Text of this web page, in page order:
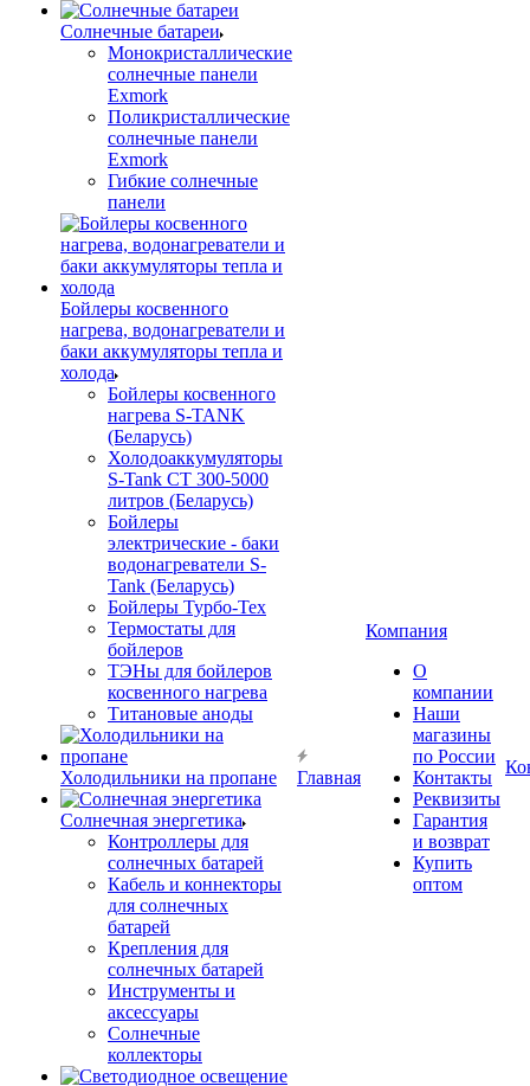
Солнечные батареи
Монокристаллические
солнечные панели
Exmork
Поликристаллические
солнечные панели
Exmork
Гибкие солнечные
панели
Бойлеры косвенного
нагрева, водонагреватели и
баки аккумуляторы тепла и
холода
Бойлеры косвенного
нагрева S-TANK
(Беларусь)
Холодоаккумуляторы
S-Tank СТ 300-5000
литров (Беларусь)
Бойлеры
электрические - баки
водонагреватели S-
Tank (Беларусь)
Бойлеры Турбо-Тех
Термостаты для
бойлеров
ТЭНы для бойлеров
косвенного нагрева
Титановые аноды
Холодильники на пропане
Солнечная энергетика
Контроллеры для
солнечных батарей
Кабель и коннекторы
для солнечных
батарей
Крепления для
солнечных батарей
Инструменты и
аксессуары
Солнечные
коллекторы
Главная
Компания
О
компании
Наши
магазины
по России
Контакты
Реквизиты
Гарантия
и возврат
Купить
оптом